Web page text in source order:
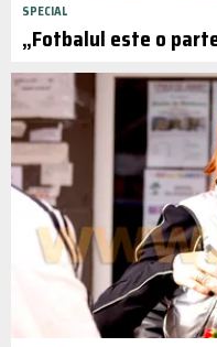
SPECIAL
„Fotbalul este o